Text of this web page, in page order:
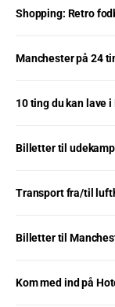
Shopping: Retro
Manchester på 24
10 ting du kan lave
Billetter til
Transport fra/til
Billetter til
Kom med ind på